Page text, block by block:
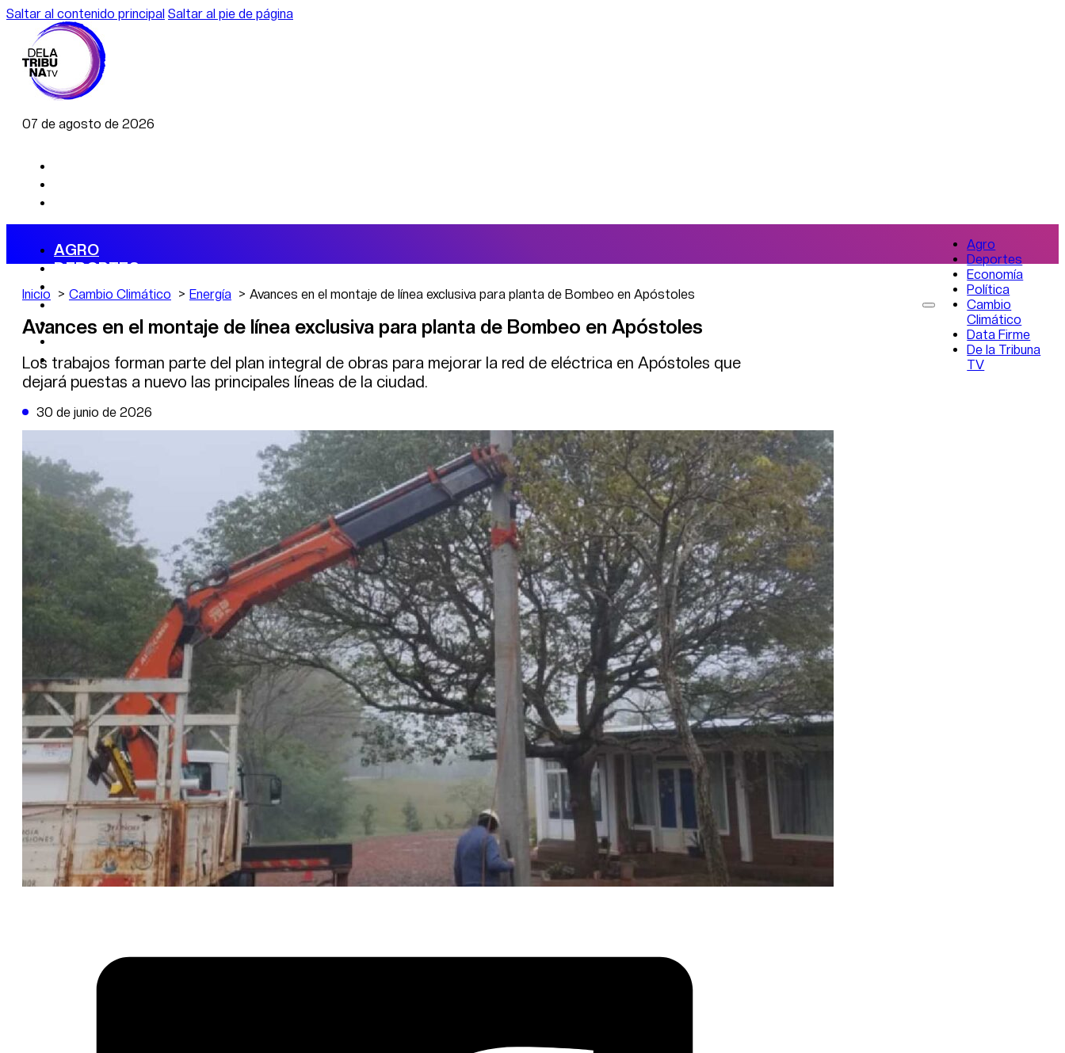
Saltar al contenido principal Saltar al pie de página
07 de agosto de 2026
AGRO
DEPORTES
ECONOMÍA
POLÍTICA
CAMBIO CLIMÁTICO
DE LA TRIBUNA TV
Agro
Deportes
Economía
Política
Cambio
Climático
Data Firme
De la Tribuna
TV
Inicio Cambio Climático Energía Avances en el montaje de línea exclusiva para planta de Bombeo en Apóstoles
Avances en el montaje de línea exclusiva para planta de Bombeo en Apóstoles
Los trabajos forman parte del plan integral de obras para mejorar la red de eléctrica en Apóstoles que
dejará puestas a nuevo las principales líneas de la ciudad.
30 de junio de 2026